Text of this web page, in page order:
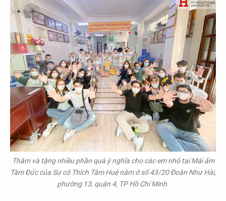
Thăm và tặng nhiều phần quà ý nghĩa cho các em nhỏ tại Mái ấm
Tâm Đức của Sư cô Thích Tâm Huệ nằm ở số 43/20 Đoàn Như Hài,
phường 13, quận 4, TP Hồ Chí Minh.